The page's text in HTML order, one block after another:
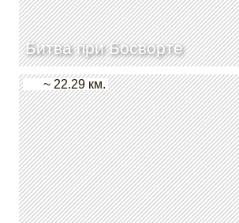
Битва при Босворте
~ 22.29 км.